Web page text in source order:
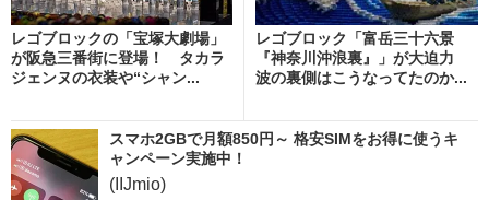
レゴブロックの「宝塚大劇場」
が阪急三番街に登場！ タカラ
ジェンヌの衣装や“シャン...
レゴブロック「富岳三十六景
『神奈川沖浪裏』」が大迫力
波の裏側はこうなってたのか...
スマホ2GBで月額850円～ 格安SIMをお得に使うキ
ャンペーン実施中！
(IIJmio)